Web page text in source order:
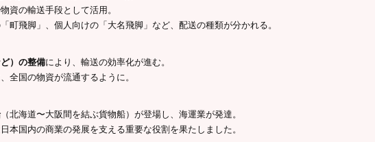
資の輸送手段として活用。
「町飛脚」、個人向けの「大名飛脚」など、配送の種類が分かれる。
）の整備により、輸送の効率化が進む。
全国の物資が流通するように。
（北海道〜大阪間を結ぶ貨物船）が登場し、海運業が発達。
本国内の商業の発展を支える重要な役割を果たしました。